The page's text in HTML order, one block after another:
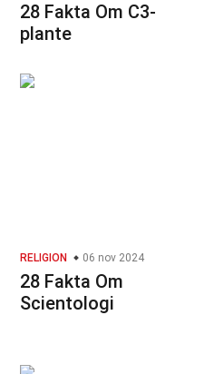
28 Fakta Om C3-
plante
RELIGION 06 nov 2024
28 Fakta Om
Scientologi